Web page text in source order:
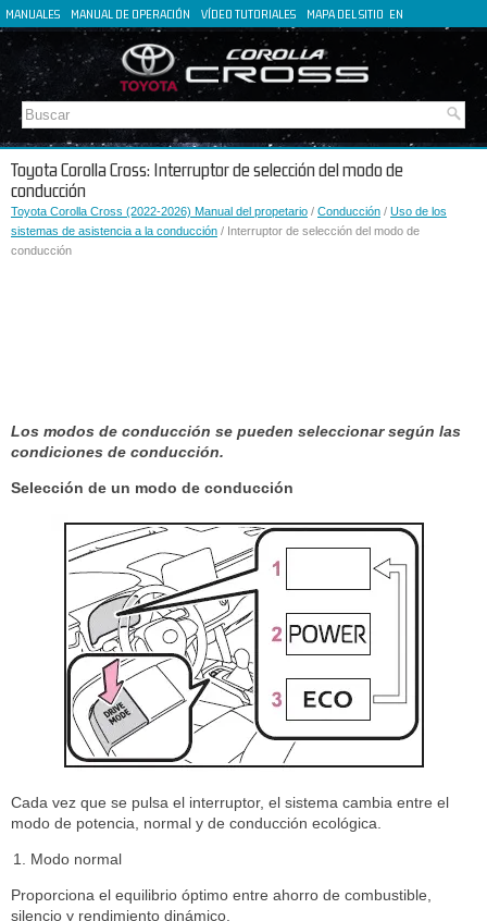
MANUALES MANUAL DE OPERACIÓN VÍDEO TUTORIALES MAPA DEL SITIO EN
FR
IT
Toyota Corolla Cross: Interruptor de selección del modo de
conducción
Toyota Corolla Cross (2022-2026) Manual del propetario / Conducción / Uso de los
sistemas de asistencia a la conducción / Interruptor de selección del modo de
conducción
Los modos de conducción se pueden seleccionar según las
condiciones de conducción.
Selección de un modo de conducción
Cada vez que se pulsa el interruptor, el sistema cambia entre el
modo de potencia, normal y de conducción ecológica.
Modo normal
Proporciona el equilibrio óptimo entre ahorro de combustible,
silencio y rendimiento dinámico.